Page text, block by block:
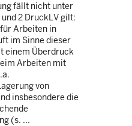
fällt nicht unter
2 DruckLV gilt:
Arbeiten in
im Sinne dieser
einem Überdruck
Arbeiten mit
von
insbesondere die
(s. ...